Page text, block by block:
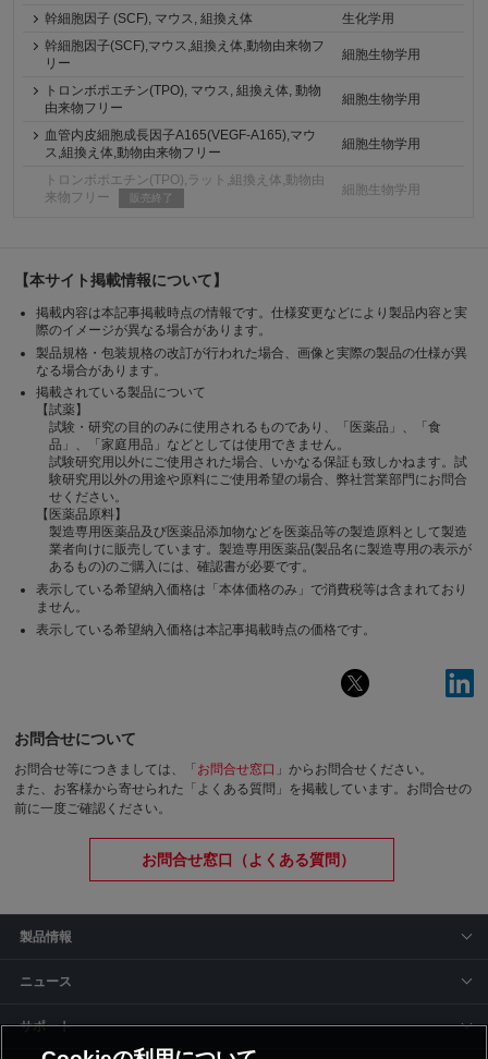
幹細胞因子 (SCF), マウス, 組換え体
生化学用
幹細胞因子(SCF),マウス,組換え体,動物由来物フ
リー
細胞生物学用
トロンボポエチン(TPO), マウス, 組換え体, 動物
由来物フリー
細胞生物学用
血管内皮細胞成長因子A165(VEGF-A165),マウ
ス,組換え体,動物由来物フリー
細胞生物学用
トロンボポエチン(TPO),ラット,組換え体,動物由
来物フリー
販売終了
細胞生物学用
【本サイト掲載情報について】
掲載内容は本記事掲載時点の情報です。仕様変更などにより製品内容と実
際のイメージが異なる場合があります。
製品規格・包装規格の改訂が行われた場合、画像と実際の製品の仕様が異
なる場合があります。
掲載されている製品について
【試薬】
試験・研究の目的のみに使用されるものであり、「医薬品」、「食
品」、「家庭用品」などとしては使用できません。
試験研究用以外にご使用された場合、いかなる保証も致しかねます。試
験研究用以外の用途や原料にご使用希望の場合、弊社営業部門にお問合
せください。
【医薬品原料】
製造専用医薬品及び医薬品添加物などを医薬品等の製造原料として製造
業者向けに販売しています。製造専用医薬品(製品名に製造専用の表示が
あるもの)のご購入には、確認書が必要です。
表示している希望納入価格は「本体価格のみ」で消費税等は含まれており
ません。
表示している希望納入価格は本記事掲載時点の価格です。
お問合せについて
お問合せ等につきましては、「 お問合せ窓口 」からお問合せください。
また、お客様から寄せられた「よくある質問」を掲載しています。お問合せの
前に一度ご確認ください。
お問合せ窓口（よくある質問）
製品情報
ニュース
サポート